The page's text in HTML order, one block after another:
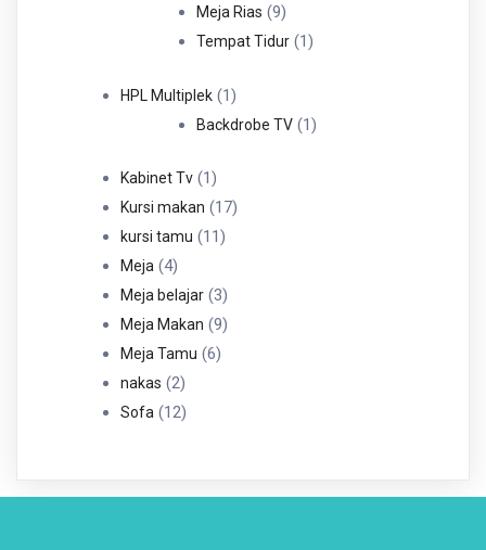
Meja Rias 99
Produk
Tempat Tidur 11
HPL Multiplek 11
Produk
Backdrobe TV 11
Kabinet Tv 11
Produk
Kursi makan 1717
kursi tamu 1111
Meja 44
Produk
Meja belajar 33
Produk
Meja Makan 99
Meja Tamu 66
nakas 22
Produk
Sofa 1212